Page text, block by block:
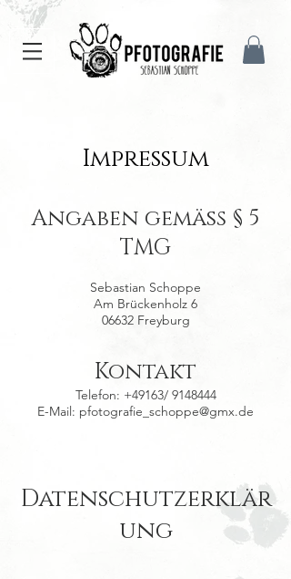
Impressum
Angaben gemäß § 5
TMG
Sebastian Schoppe
Am Brückenholz 6
06632 Freyburg
Kontakt
Telefon: +49163/ 9148444
E-Mail: pfotografie_schoppe@gmx.de
Datenschutzerklär
ung